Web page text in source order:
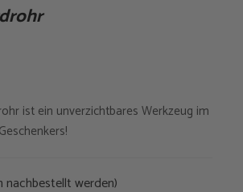
ist ein unverzichtbares Werkzeug im
nachbestellt werden)